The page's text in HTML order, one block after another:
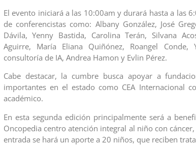
El evento iniciará a las 10:00am y durará hasta a las
de conferencistas como: Albany González, José
Dávila, Yenny Bastida, Carolina Terán, Silvana
Aguirre, María Eliana Quiñónez, Roangel Conde,
consultoría de IA, Andrea Hamon y Evlin Pérez.
Cabe destacar, la cumbre busca apoyar a
importantes en el estado como CEA Internacional
académico.
En esta segunda edición principalmente será a
Oncopedia centro atención integral al niño con
entrada se hará un aporte a 20 niños, que reciben